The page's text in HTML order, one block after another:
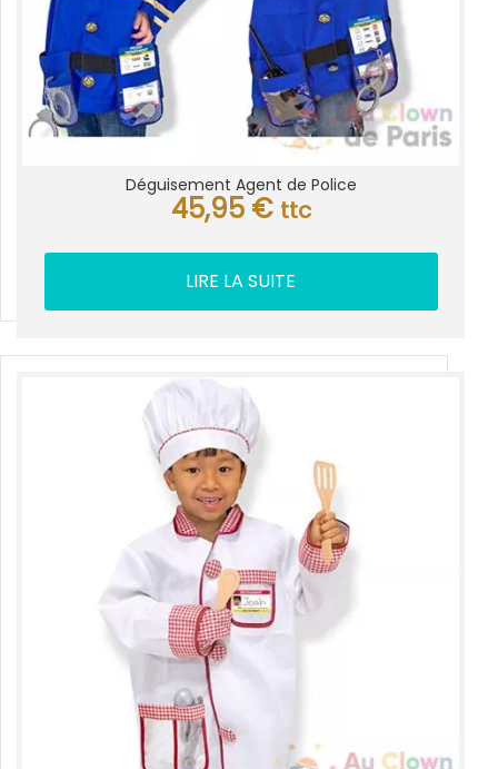
Déguisement Agent de Police
45,95 € ttc
LIRE LA SUITE